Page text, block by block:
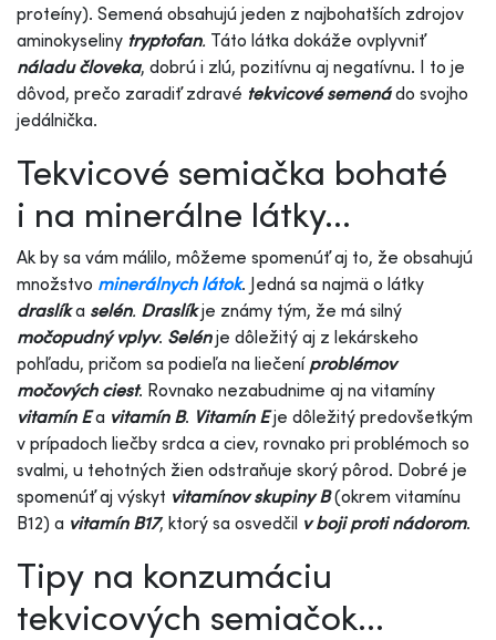
proteíny). Semená obsahujú jeden z najbohatších zdrojov
aminokyseliny tryptofan. Táto látka dokáže ovplyvniť
náladu človeka, dobrú i zlú, pozitívnu aj negatívnu. I to je
dôvod, prečo zaradiť zdravé tekvicové semenádo svojho
jedálnička.
Tekvicové semiačka bohaté
i na minerálne látky...
Ak by sa vám málilo, môžeme spomenúť aj to, že obsahujú
množstvo minerálnych látok. Jedná sa najmä o látky
draslíka selén. Draslíkje známy tým, že má silný
močopudný vplyv. Selénje dôležitý aj z lekárskeho
pohľadu, pričom sa podieľa na liečení problémov
močových ciest. Rovnako nezabudnime aj na vitamíny
vitamín Ea vitamín B. Vitamín Eje dôležitý predovšetkým
v prípadoch liečby srdca a ciev, rovnako pri problémoch so
svalmi, u tehotných žien odstraňuje skorý pôrod. Dobré je
spomenúť aj výskyt vitamínov skupiny B(okrem vitamínu
B12) a vitamín B17, ktorý sa osvedčil v boji proti nádorom.
Tipy na konzumáciu
tekvicových semiačok...